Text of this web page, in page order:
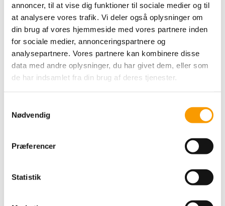
annoncer, til at vise dig funktioner til sociale medier og til
at analysere vores trafik. Vi deler også oplysninger om
din brug af vores hjemmeside med vores partnere inden
for sociale medier, annonceringspartnere og
analysepartnere. Vores partnere kan kombinere disse
data med andre oplysninger, du har givet dem, eller som
de har indsamlet fra din brug af deres tjenester.
Nødvendig
Præferencer
Statistik
kvalifikationsrunder, og feltet af hold, der har sikret sig en plads i
finalen, bliver stadig stærkere.
Rideklub den 30.-31. maj, blev det Hold CDH, der løb med
Turneringen fortsatte den 27.-28. juni hos Hjallerup Rideklub,
hvor holdet fra Harridslev Rideklub sikrede sig sejren og dermed
en plads blandt de hold, der skal kæmpe om den samlede titel